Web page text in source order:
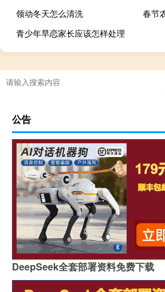
领动冬天怎么清洗
春节
青少年早恋家长应该怎样处理
公告
DeepSeek全套部署资料免费下载